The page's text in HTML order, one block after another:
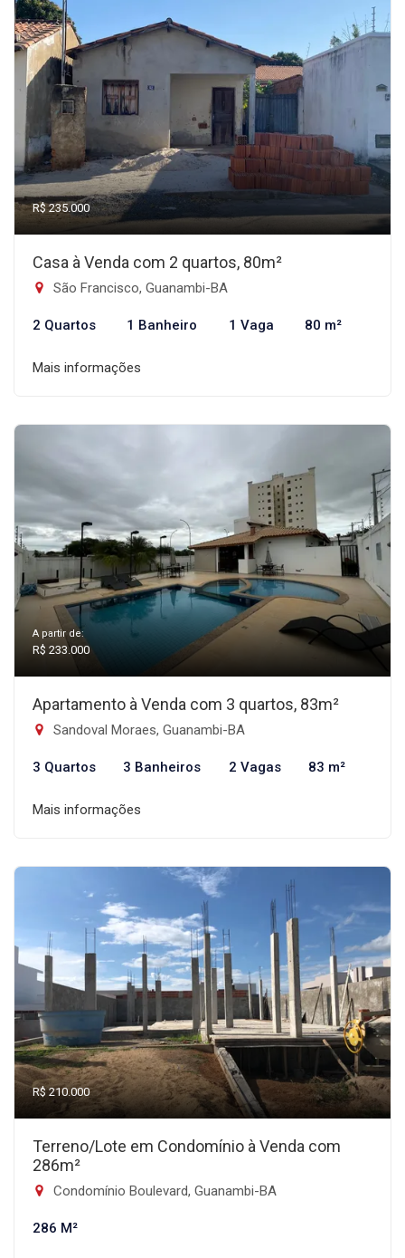
R$ 235.000
Casa à Venda com 2 quartos, 80m²
São Francisco, Guanambi-BA
2 Quartos 1 Banheiro 1 Vaga 80 m²
Mais informações
A partir de:
R$ 233.000
Apartamento à Venda com 3 quartos, 83m²
Sandoval Moraes, Guanambi-BA
3 Quartos 3 Banheiros 2 Vagas 83 m²
Mais informações
R$ 210.000
Terreno/Lote em Condomínio à Venda com
286m²
Condomínio Boulevard, Guanambi-BA
286 M²